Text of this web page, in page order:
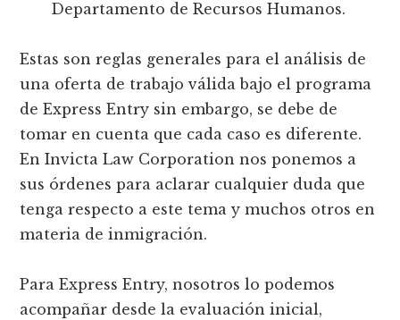
Departamento de Recursos Humanos.
Estas son reglas generales para el análisis de
una oferta de trabajo válida bajo el programa
de Express Entry sin embargo, se debe de
tomar en cuenta que cada caso es diferente.
En Invicta Law Corporation nos ponemos a
sus órdenes para aclarar cualquier duda que
tenga respecto a este tema y muchos otros en
materia de inmigración.
Para Express Entry, nosotros lo podemos
acompañar desde la evaluación inicial,